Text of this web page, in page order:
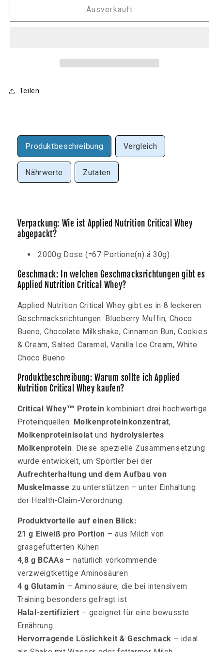
Applied
Applied
Ausverkauft
Teilen
Produktbeschreibung Vergleich
Nährwerte Zutaten
Verpackung: Wie ist Applied Nutrition Critical Whey
abgepackt?
2000g Dose (=67 Portione(n) á 30g)
Geschmack: In welchen Geschmacksrichtungen gibt es
Applied Nutrition Critical Whey?
Applied Nutrition Critical Whey gibt es in 8 leckeren
Geschmacksrichtungen: Blueberry Muffin, Choco
Bueno, Chocolate Milkshake, Cinnamon Bun, Cookies
& Cream, Salted Caramel, Vanilla Ice Cream, White
Choco Bueno
Produktbeschreibung: Warum sollte ich Applied
Nutrition Critical Whey kaufen?
Critical Whey™ Protein kombiniert drei hochwertige
Proteinquellen: Molkenproteinkonzentrat,
Molkenproteinisolat und hydrolysiertes
Molkenprotein. Diese spezielle Zusammensetzung
wurde entwickelt, um Sportler bei der
Aufrechterhaltung und dem Aufbau von
Muskelmasse zu unterstützen – unter Einhaltung
der Health-Claim-Verordnung.
Produktvorteile auf einen Blick:
21 g Eiweiß pro Portion – aus Milch von
grasgefütterten Kühen
4,8 g BCAAs – natürlich vorkommende
verzweigtkettige Aminosäuren
4 g Glutamin – Aminosäure, die bei intensivem
Training besonders gefragt ist
Halal-zertifiziert – geeignet für eine bewusste
Ernährung
Hervorragende Löslichkeit & Geschmack – ideal